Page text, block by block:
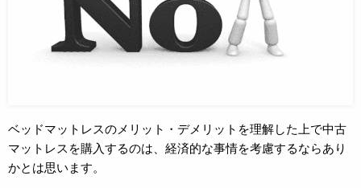
ベッドマットレスのメリット・デメリットを理解した上で中古
マットレスを購入するのは、経済的な事情を考慮するならあり
かとは思います。